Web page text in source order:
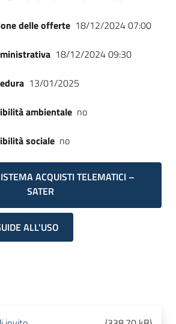
delle offerte 18/12/2024 07:00
18/12/2024 09:30
13/01/2025
ambientale no
sociale no
ACQUISTI TELEMATICI –
SATER
ALL'USO